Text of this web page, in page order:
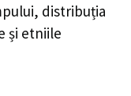
distribuția
și etniile